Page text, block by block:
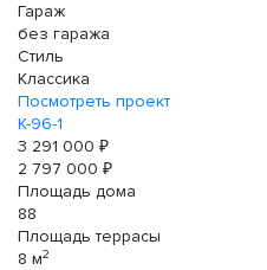
Гараж
без гаража
Стиль
Классика
Посмотреть проект
К-96-1
3 291 000 ₽
2 797 000 ₽
Площадь дома
88
Площадь террасы
8 м2